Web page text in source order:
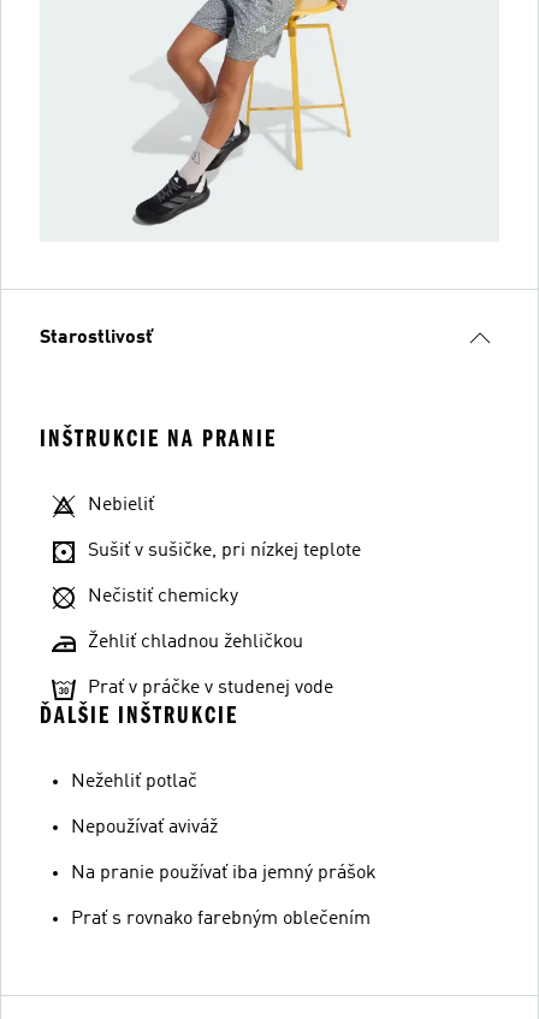
Starostlivosť
INŠTRUKCIE NA PRANIE
Nebieliť
Sušiť v sušičke, pri nízkej teplote
Nečistiť chemicky
Žehliť chladnou žehličkou
Prať v práčke v studenej vode
ĎALŠIE INŠTRUKCIE
Nežehliť potlač
Nepoužívať aviváž
Na pranie používať iba jemný prášok
Prať s rovnako farebným oblečením